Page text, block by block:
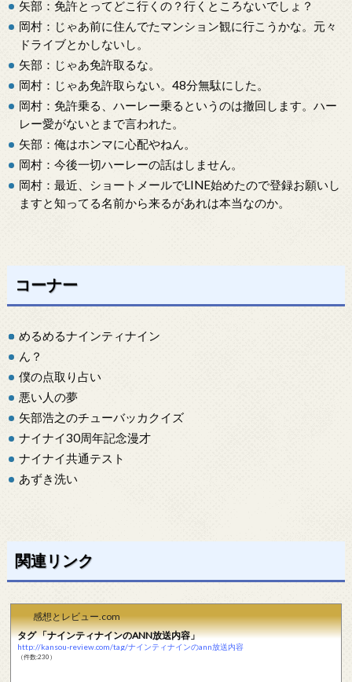
矢部：免許とってどこ行くの？行くところないでしょ？
岡村：じゃあ前に住んでたマンション観に行こうかな。元々
ドライブとかしないし。
矢部：じゃあ免許取るな。
岡村：じゃあ免許取らない。48分無駄にした。
岡村：免許乗る、ハーレー乗るというのは撤回します。ハー
レー愛がないとまで言われた。
矢部：俺はホンマに心配やねん。
岡村：今後一切ハーレーの話はしません。
岡村：最近、ショートメールでLINE始めたので登録お願いし
ますと知ってる名前から来るがあれは本当なのか。
コーナー
めるめるナインティナイン
ん？
僕の点取り占い
悪い人の夢
矢部浩之のチューバッカクイズ
ナイナイ30周年記念漫才
ナイナイ共通テスト
あずき洗い
関連リンク
感想とレビュー.com
タグ 「ナインティナインのANN放送内容」
http://kansou-review.com/tag/ナインティナインのann放送内容
（件数:230）